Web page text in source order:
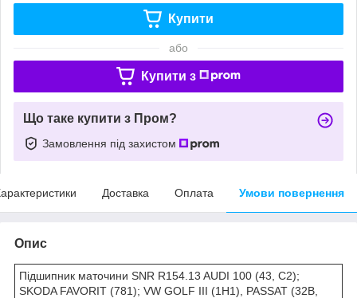
Купити
або
Купити з
Що таке купити з Пром?
Замовлення під захистом
Доставка Оплата Умови повернення
Опис
Підшипник маточини SNR R154.13 AUDI 100 (43, C2);
SKODA FAVORIT (781); VW GOLF III (1H1), PASSAT (32B,